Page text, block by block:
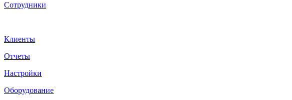
Сотрудники
Клиенты
Отчеты
Настройки
Оборудование